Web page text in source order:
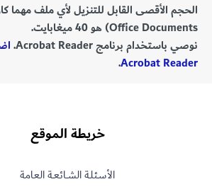
Office Documents) هو 40 ميغابايت.
نوصي باستخدام برنامج Acrobat Reader.
Acrobat Reader
.
خريطة الموقع
الأسـئلـة الشــائعـة العامة